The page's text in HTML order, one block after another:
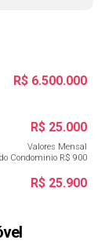
R$ 6.500.000
R$ 25.000
Valores Mensal
Condominio R$ 900
R$ 25.900